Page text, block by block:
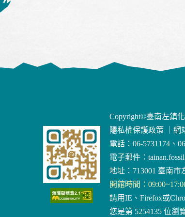
Copyright©臺南左鎮
隱私權保護政策
網
電話：06-5731174、
電子郵件：
地址：713001 臺南市
開館時間：
請用IE、Firefox或
您是第 5254135 位瀏